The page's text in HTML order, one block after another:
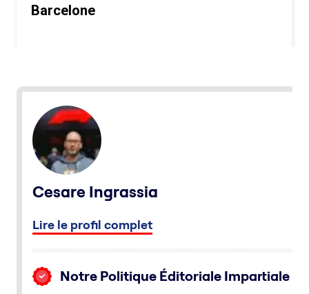
Cesare Ingrassia
Lire le profil complet
Notre Politique Éditoriale Impartiale